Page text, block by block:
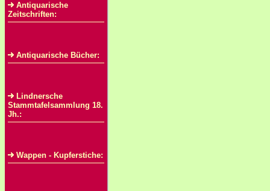
Antiquarische
Zeitschriften:
Antiquarische Bücher:
Lindnersche
Stammtafelsammlung 18.
Jh.:
Wappen - Kupferstiche: